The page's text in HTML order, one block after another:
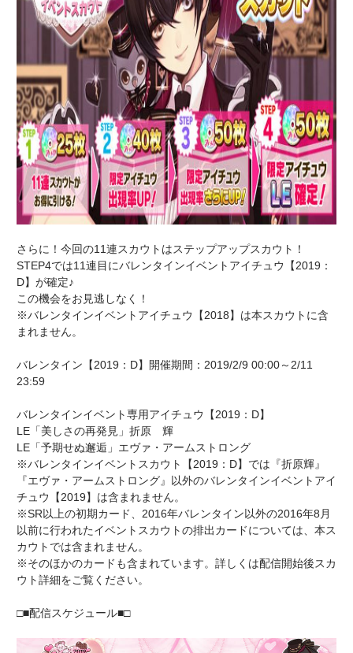
さらに！今回の11連スカウトはステップアップスカウト！
STEP4では11連目にバレンタインイベントアイチュウ【2019：
D】が確定♪
この機会をお見逃しなく！
※バレンタインイベントアイチュウ【2018】は本スカウトに含
まれません。
バレンタイン【2019：D】開催期間：2019/2/9 00:00～2/11
23:59
バレンタインイベント専用アイチュウ【2019：D】
LE「美しさの再発見」折原 輝
LE「予期せぬ邂逅」エヴァ・アームストロング
※バレンタインイベントスカウト【2019：D】では『折原輝』
『エヴァ・アームストロング』以外のバレンタインイベントアイ
チュウ【2019】は含まれません。
※SR以上の初期カード、2016年バレンタイン以外の2016年8月
以前に行われたイベントスカウトの排出カードについては、本ス
カウトでは含まれません。
※そのほかのカードも含まれています。詳しくは配信開始後スカ
ウト詳細をご覧ください。
□■配信スケジュール■□